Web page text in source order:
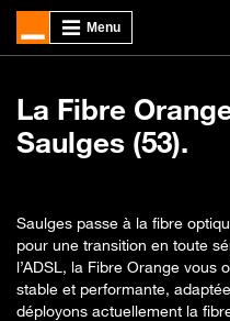
La Fibre
Saulges (53).
Saulges passe à la fibre
pour une transition en toute
l’ADSL, la Fibre Orange vous
stable et performante,
déployons actuellement la